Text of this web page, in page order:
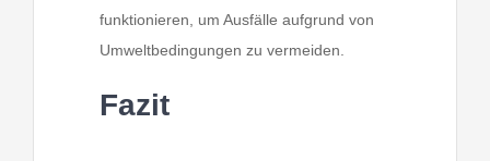
funktionieren, um Ausfälle aufgrund von
Umweltbedingungen zu vermeiden.
Fazit